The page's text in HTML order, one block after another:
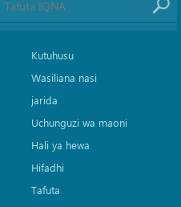
Kutuhusu
Wasiliana nasi
jarida
Uchunguzi wa maoni
Hali ya hewa
Hifadhi
Tafuta